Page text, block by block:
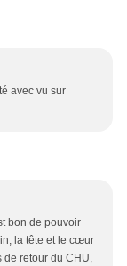
avec vu sur
bon de pouvoir
la tête et le cœur
de retour du CHU,